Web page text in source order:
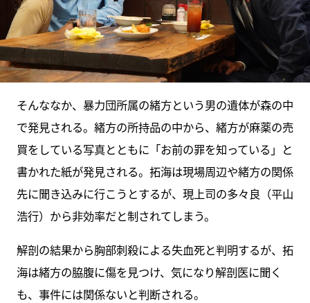
そんななか、暴力団所属の緒方という男の遺体が森の中
で発見される。緒方の所持品の中から、緒方が麻薬の売
買をしている写真とともに「お前の罪を知っている」と
書かれた紙が発見される。拓海は現場周辺や緒方の関係
先に聞き込みに行こうとするが、現上司の多々良（平山
浩行）から非効率だと制されてしまう。
解剖の結果から胸部刺殺による失血死と判明するが、拓
海は緒方の脇腹に傷を見つけ、気になり解剖医に聞く
も、事件には関係ないと判断される。